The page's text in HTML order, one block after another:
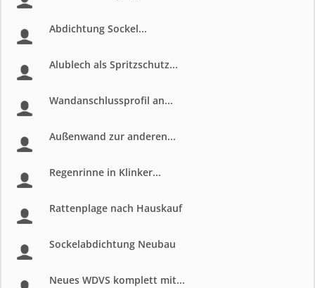
Abdichtung Sockel...
Alublech als Spritzschutz...
Wandanschlussprofil an...
Außenwand zur anderen...
Regenrinne in Klinker...
Rattenplage nach Hauskauf
Sockelabdichtung Neubau
Neues WDVS komplett mit...